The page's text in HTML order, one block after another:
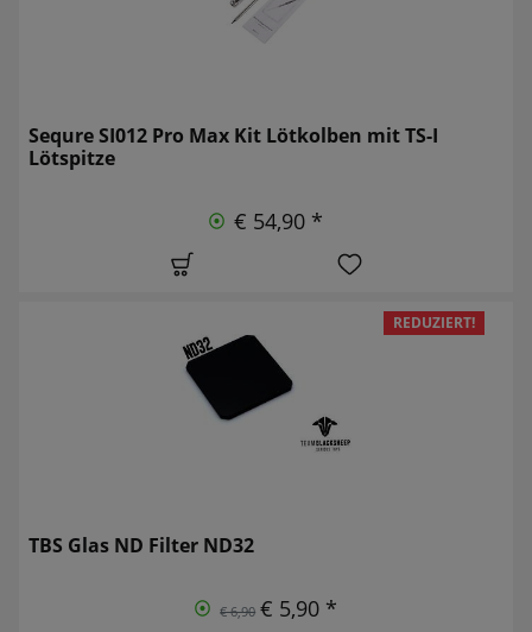
Sequre SI012 Pro Max Kit Lötkolben mit TS-I
Lötspitze
€ 54,90 *
REDUZIERT!
TBS Glas ND Filter ND32
€ 6,90 € 5,90 *